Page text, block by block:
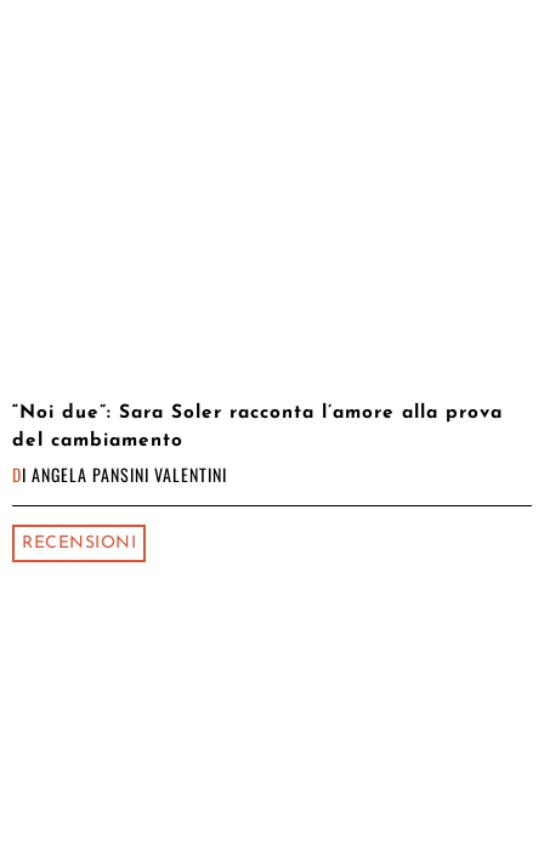
“Noi due”: Sara Soler racconta l’amore alla prova
del cambiamento
DI ANGELA PANSINI VALENTINI
RECENSIONI